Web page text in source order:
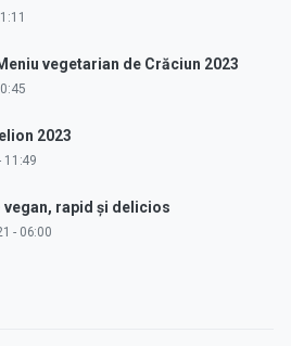
vegetarian de Crăciun 2023
2023
11:49
vegan, rapid și delicios
- 06:00